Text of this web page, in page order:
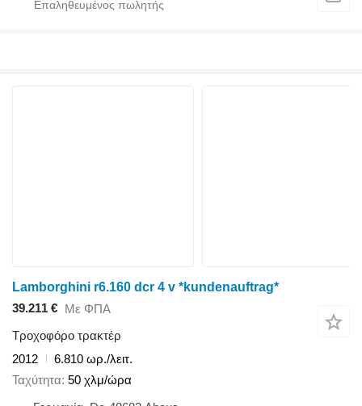
Lamborghini r6.160 dcr 4 v *kundenauftrag*
39.211 € Με ΦΠΑ
Τροχοφόρο τρακτέρ
2012
6.810 ωρ./λειτ.
Ταχύτητα 50 χλμ/ώρα